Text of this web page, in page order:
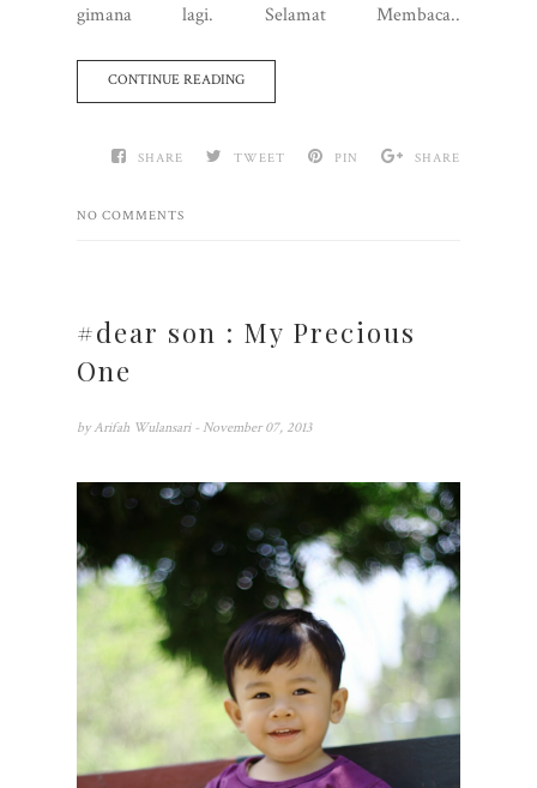
gimana lagi. Selamat Membaca..
CONTINUE READING
SHARE TWEET PIN SHARE
NO COMMENTS
#dear son : My Precious
One
by Arifah Wulansari - November 07, 2013